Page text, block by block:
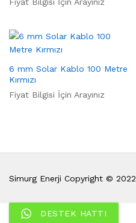
6 mm Solar Kablo 100 Metre
Kırmızı
Fiyat Bilgisi İçin Arayınız
Simurg Enerji Copyright © 2022
DESTEK HATTI